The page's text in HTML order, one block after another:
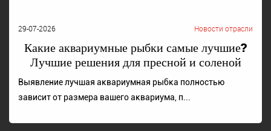
29-07-2026 Новости отрасли
Какие аквариумные рыбки самые лучшие?
Лучшие решения для пресной и соленой
Выявление лучшая аквариумная рыбка полностью
зависит от размера вашего аквариума, п...